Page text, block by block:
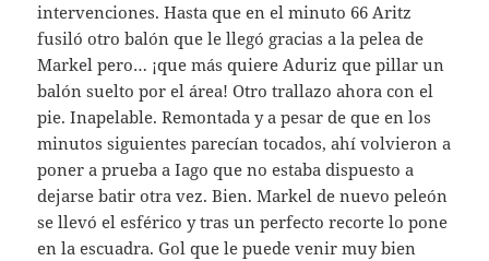
intervenciones. Hasta que en el minuto 66 Aritz
fusiló otro balón que le llegó gracias a la pelea de
Markel pero… ¡que más quiere Aduriz que pillar un
balón suelto por el área! Otro trallazo ahora con el
pie. Inapelable. Remontada y a pesar de que en los
minutos siguientes parecían tocados, ahí volvieron a
poner a prueba a Iago que no estaba dispuesto a
dejarse batir otra vez. Bien. Markel de nuevo peleón
se llevó el esférico y tras un perfecto recorte lo pone
en la escuadra. Gol que le puede venir muy bien